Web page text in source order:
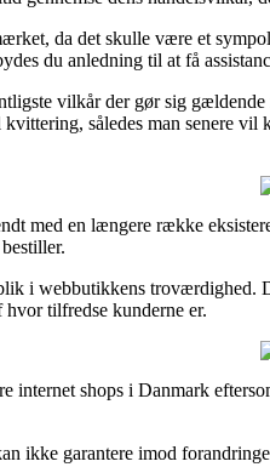
da det skulle være et
du anledning til at få
vilkår der gør sig
således man senere
med en længere række
i webbutikkens troværdighed.
tilfredse kunderne er.
internet shops i Danmark
ikke garantere imod